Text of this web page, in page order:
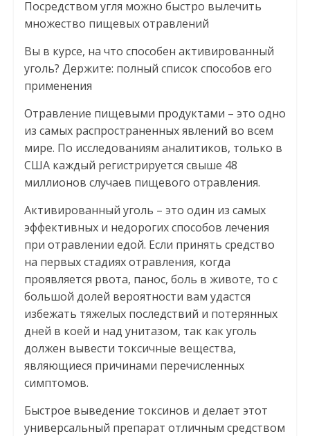
Посредством угля можно быстро вылечить
множество пищевых отравлений
Вы в курсе, на что способен активированный
уголь? Держите: полный список способов его
применения
Отравление пищевыми продуктами – это одно
из самых распространенных явлений во всем
мире. По исследованиям аналитиков, только в
США каждый регистрируется свыше 48
миллионов случаев пищевого отравления.
Активированный уголь – это один из самых
эффективных и недорогих способов лечения
при отравлении едой. Если принять средство
на первых стадиях отравления, когда
проявляется рвота, панос, боль в животе, то с
большой долей вероятности вам удастся
избежать тяжелых последствий и потерянных
дней в коей и над унитазом, так как уголь
должен вывести токсичные вещества,
являющиеся причинами перечисленных
симптомов.
Быстрое выведение токсинов и делает этот
универсальный препарат отличным средством